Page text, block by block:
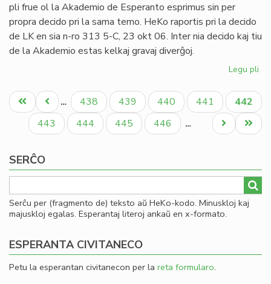
pli frue ol la Akademio de Esperanto esprimus sin per
propra decido pri la sama temo. HeKo raportis pri la decido
de LK en sia n-ro 313 5-C, 23 okt 06. Inter nia decido kaj tiu
de la Akademio estas kelkaj gravaj diverĝoj.
Legu pli
pri
Pagination
Unua
paĝo
Antaŭa
paĝo
… Paĝo
438 Paĝo
439 Paĝo
440 Paĝo
441
Aktuala
paĝo
442
Paĝo
443 Paĝo
444 Paĝo
445 Paĝo
446 …
Last
page
Next
page
SERĈO
Serĉu per (fragmento de) teksto aŭ HeKo-kodo. Minuskloj kaj
majuskloj egalas. Esperantaj literoj ankaŭ en x-formato.
ESPERANTA CIVITANECO
Petu la esperantan civitanecon per la reta formularo.